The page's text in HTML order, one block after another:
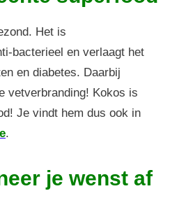
Het is
bacterieel en verlaagt het
en diabetes. Daarbij
vetverbranding! Kokos is
Je vindt hem dus ook in
.
je wenst af